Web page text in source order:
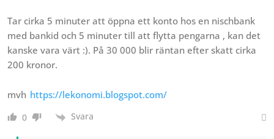
Tar cirka 5 minuter att öppna ett konto hos en nischbank
med bankid och 5 minuter till att flytta pengarna , kan det
kanske vara värt :). På 30 000 blir räntan efter skatt cirka
200 kronor.
mvh https://lekonomi.blogspot.com/
0 Svara